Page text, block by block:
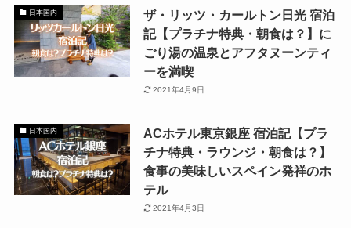
日本国内
ザ・リッツ・カールトン日光 宿泊
記【プラチナ特典・朝食は？】に
ごり湯の温泉とアフタヌーンティ
ーを満喫
2021年4月9日
日本国内
ACホテル東京銀座 宿泊記【プラ
チナ特典・ラウンジ・朝食は？】
食事の美味しいスペイン発祥のホ
テル
2021年4月3日